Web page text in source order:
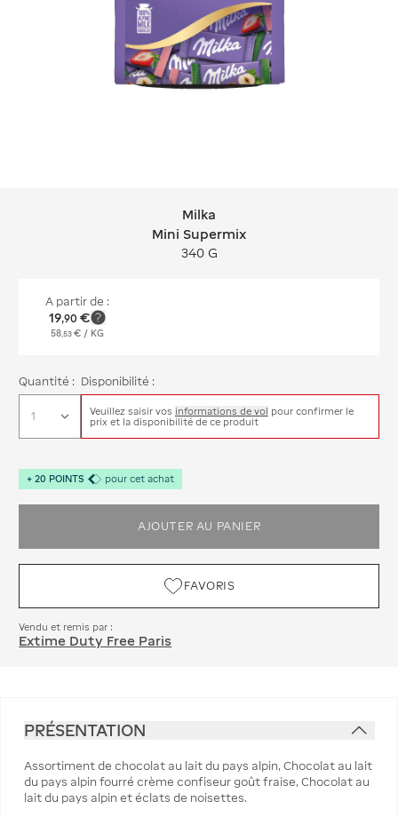
Milka Mini Supermix
Milka
Mini Supermix
340 G
A partir de :
19,90 €
58,53 € / KG
Quantité : Disponibilité :
Veuillez saisir vos informations de vol pour confirmer le
prix et la disponibilité de ce produit
+ 20 POINTS pour cet achat
AJOUTER AU PANIER
FAVORIS
Vendu et remis par :
Extime Duty Free Paris
PRÉSENTATION
Assortiment de chocolat au lait du pays alpin, Chocolat au lait
du pays alpin fourré crème confiseur goût fraise, Chocolat au
lait du pays alpin et éclats de noisettes.